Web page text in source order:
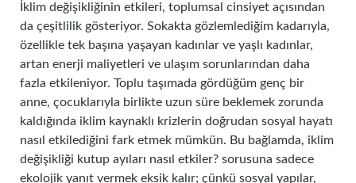
İklim değişikliğinin etkileri, toplumsal cinsiyet açısından
da çeşitlilik gösteriyor. Sokakta gözlemlediğim kadarıyla,
özellikle tek başına yaşayan kadınlar ve yaşlı kadınlar,
artan enerji maliyetleri ve ulaşım sorunlarından daha
fazla etkileniyor. Toplu taşımada gördüğüm genç bir
anne, çocuklarıyla birlikte uzun süre beklemek zorunda
kaldığında iklim kaynaklı krizlerin doğrudan sosyal hayatı
nasıl etkilediğini fark etmek mümkün. Bu bağlamda, iklim
değişikliği kutup ayıları nasıl etkiler? sorusuna sadece
ekolojik yanıt vermek eksik kalır; çünkü sosyal yapılar,